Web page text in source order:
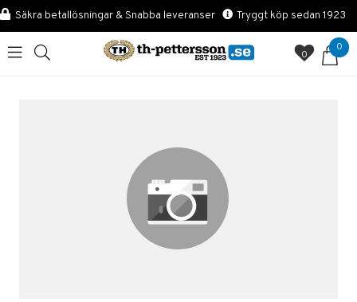
Säkra betallösningar & Snabba leveranser Tryggt köp sedan 1923
0
0